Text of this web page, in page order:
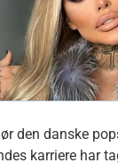
den danske
karriere har